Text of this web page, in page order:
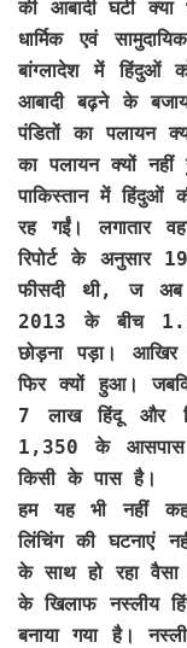
की आबादी घटी
धार्मिक एवं
बांग्लादेश में हिंदुओं
आबादी बढ़ने के
पंडितों का पलायन
का पलायन क्यों
पाकिस्तान में
रह गईं। लगातार
रिपोर्ट के अनुसार
फीसदी थी, ज
2013 के बीच
छोड़ना पड़ा। आखिर
फिर क्यों हुआ।
7 लाख हिंदू और
1,350 के आसपास
किसी के पास है।
हम यह भी नहीं
लिंचिंग की घटनाएं
के साथ हो रहा
के खिलाफ नस्लीय
बनाया गया है।